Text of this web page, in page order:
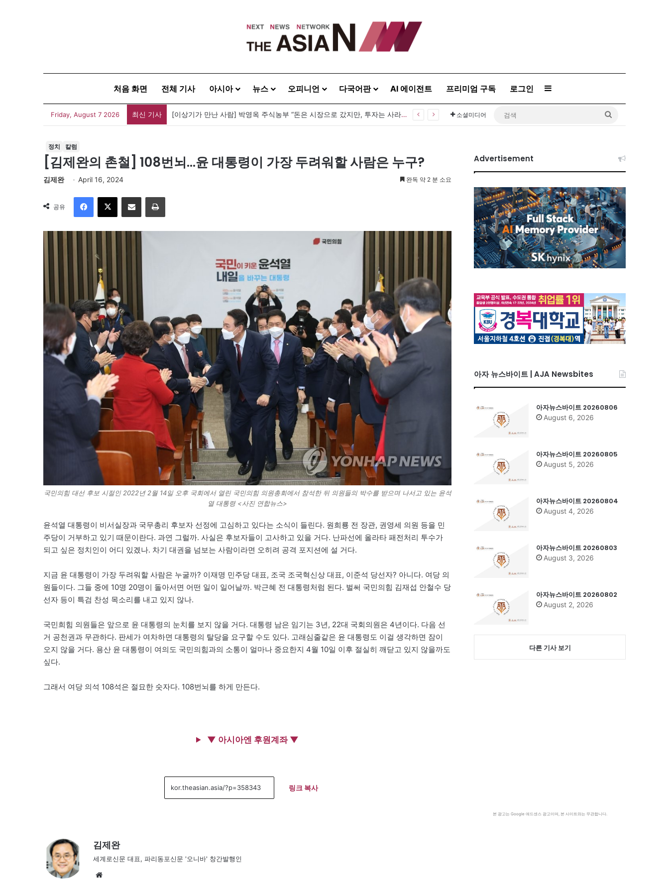
처음 화면 전체 기사 아시아 뉴스 오피니언 다국어판 AI 에이전트 프리미엄 구독 로그인 Sidebar
Friday, August 7 2026 최신 기사 [이상기가 만난 사람] 박영옥 주식농부 “돈은 시장으로 갔지만, 투자는 사라지고 거래만 남았다” 소셜미디어
정치 칼럼
[김제완의 촌철] 108번뇌…윤 대통령이 가장 두려워할 사람은 누구?
김제완 April 16, 2024 완독 약 2 분 소요
공유
이메일
국민의힘 대선 후보 시절인 2022년 2월 14일 오후 국회에서 열린 국민의힘 의원총회에서 참석한 뒤 의원들의 박수를 받으며 나서고 있는 윤석
열 대통령 <사진 연합뉴스>
윤석열 대통령이 비서실장과 국무총리 후보자 선정에 고심하고 있다는 소식이 들린다. 원희룡 전 장관, 권영세 의원 등을 민
주당이 거부하고 있기 때문이란다. 과연 그럴까. 사실은 후보자들이 고사하고 있을 거다. 난파선에 올라타 패전처리 투수가
되고 싶은 정치인이 어디 있겠나. 차기 대권을 넘보는 사람이라면 오히려 공격 포지션에 설 거다.
지금 윤 대통령이 가장 두려워할 사람은 누굴까? 이재명 민주당 대표, 조국 조국혁신상 대표, 이준석 당선자? 아니다. 여당 의
원들이다. 그들 중에 10명 20명이 돌아서면 어떤 일이 일어날까. 박근혜 전 대통령처럼 된다. 벌써 국민의힘 김재섭 안철수 당
선자 등이 특검 찬성 목소리를 내고 있지 않나.
국민희힘 의원들은 앞으로 윤 대통령의 눈치를 보지 않을 거다. 대통령 남은 임기는 3년, 22대 국회의원은 4년이다. 다음 선
거 공천권과 무관하다. 판세가 여차하면 대통령의 탈당을 요구할 수도 있다. 고래심줄같은 윤 대통령도 이걸 생각하면 잠이
오지 않을 거다. 용산 윤 대통령이 여의도 국민의힘과의 소통이 얼마나 중요한지 4월 10일 이후 절실히 깨닫고 있지 않을까도
싶다.
그래서 여당 의석 108석은 절묘한 숫자다. 108번뇌를 하게 만든다.
▼ 아시아엔 후원계좌 ▼
링크 복사
김제완
세계로신문 대표, 파리동포신문 '오니바' 창간발행인
Advertisement
아자 뉴스바이트 | AJA Newsbites
아자뉴스바이트 20260806
August 6, 2026
아자뉴스바이트 20260805
August 5, 2026
아자뉴스바이트 20260804
August 4, 2026
아자뉴스바이트 20260803
August 3, 2026
아자뉴스바이트 20260802
August 2, 2026
다른 기사 보기
본 광고는 Google 애드센스 광고이며, 본 사이트와는 무관합니다.